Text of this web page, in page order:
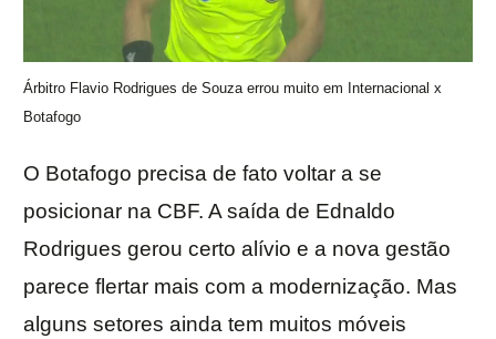
Árbitro Flavio Rodrigues de Souza errou muito em Internacional x
Botafogo
O Botafogo precisa de fato voltar a se
posicionar na CBF. A saída de Ednaldo
Rodrigues gerou certo alívio e a nova gestão
parece flertar mais com a modernização. Mas
alguns setores ainda tem muitos móveis